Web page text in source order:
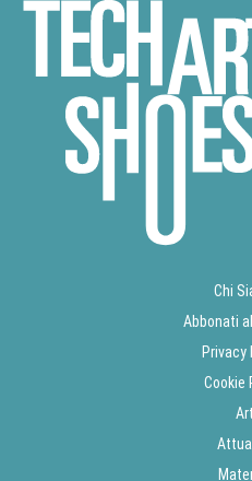
Chi
Abbonati
Privacy
Cookie
Art